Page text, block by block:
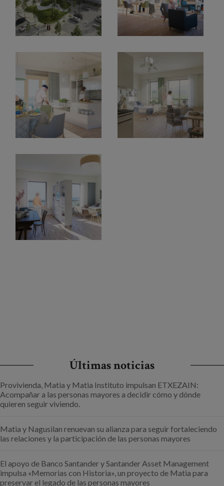
Últimas noticias
Provivienda, Matia y Matia Instituto impulsan ETXEZAIN:
Acompañar a las personas mayores a decidir cómo y dónde
quieren seguir viviendo.
Matia y Nagusilan renuevan su alianza para seguir fortaleciendo
las relaciones y la participación de las personas mayores
El apoyo de Banco Santander y Santander Asset Management
impulsa «Memorias con Historia», un proyecto de Matia para
preservar el legado de las personas mayores